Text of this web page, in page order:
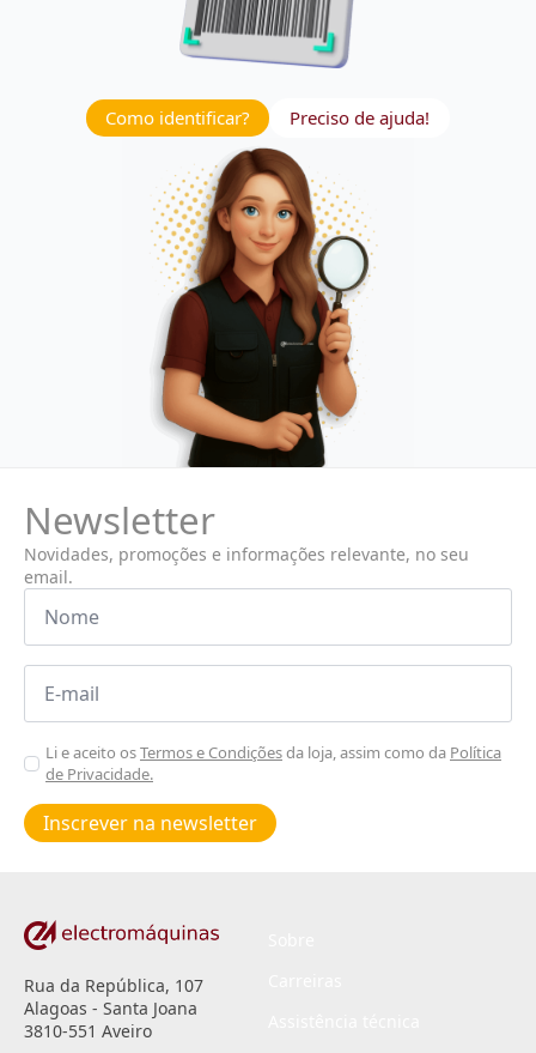
Como identificar? Preciso de ajuda!
Newsletter
Novidades, promoções e informações relevante, no seu
email.
Nome
Email
Aceitar
Poiticas
de
privacidade
Li e aceito osTermos e Condiçõesda loja, assim como da Política
de Privacidade.
Inscrever na newsletter
Rua da República, 107
Alagoas - Santa Joana
3810-551 Aveiro